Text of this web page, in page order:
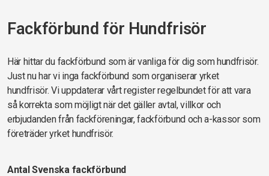
Fackförbund för Hundfrisör
Här hittar du fackförbund som är vanliga för dig som hundfrisör.
Just nu har vi inga fackförbund som organiserar yrket
hundfrisör. Vi uppdaterar vårt register regelbundet för att vara
så korrekta som möjligt när det gäller avtal, villkor och
erbjudanden från fackföreningar, fackförbund och a-kassor som
företräder yrket hundfrisör.
Antal Svenska fackförbund